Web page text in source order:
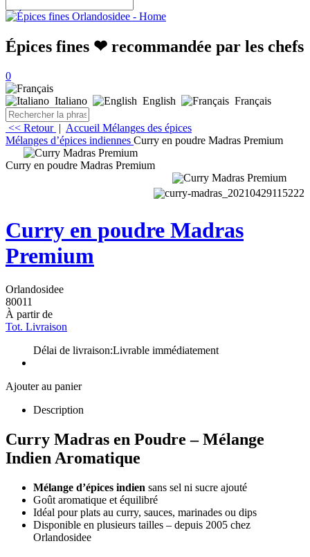
Épices fines ❤ recommandée par les chefs
0
Italiano English Français
<< Retour | Accueil Mélanges des épices
Mélanges d’épices indiennes Curry en poudre Madras Premium
Curry en poudre Madras Premium
Curry en poudre Madras
Premium
Orlandosidee
80011
À partir de
Tot. Livraison
Délai de livraison:Livrable immédiatement
Ajouter au panier
Description
Curry Madras en Poudre – Mélange
Indien Aromatique
Mélange d’épices indien sans sel ni sucre ajouté
Goût aromatique et équilibré
Idéal pour plats au curry, sauces, marinades ou dips
Disponible en plusieurs tailles – depuis 2005 chez
Orlandosidee